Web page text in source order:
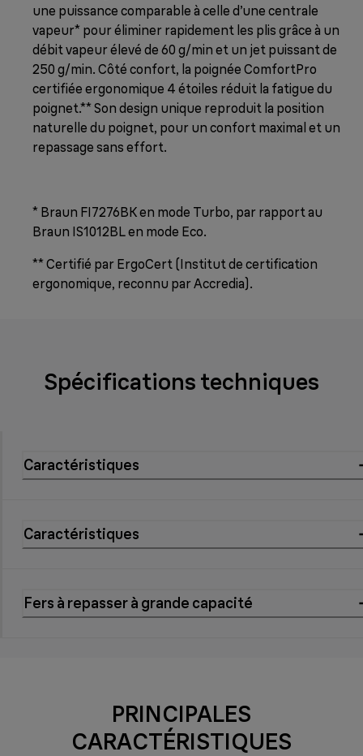
une puissance comparable à celle d’une centrale
vapeur* pour éliminer rapidement les plis grâce à un
débit vapeur élevé de 60 g/min et un jet puissant de
250 g/min. Côté confort, la poignée ComfortPro
certifiée ergonomique 4 étoiles réduit la fatigue du
poignet.** Son design unique reproduit la position
naturelle du poignet, pour un confort maximal et un
repassage sans effort.
* Braun FI7276BK en mode Turbo, par rapport au
Braun IS1012BL en mode Eco.
** Certifié par ErgoCert (Institut de certification
ergonomique, reconnu par Accredia).
Spécifications techniques
Caractéristiques
Caractéristiques
Fers à repasser à grande capacité
PRINCIPALES
CARACTÉRISTIQUES